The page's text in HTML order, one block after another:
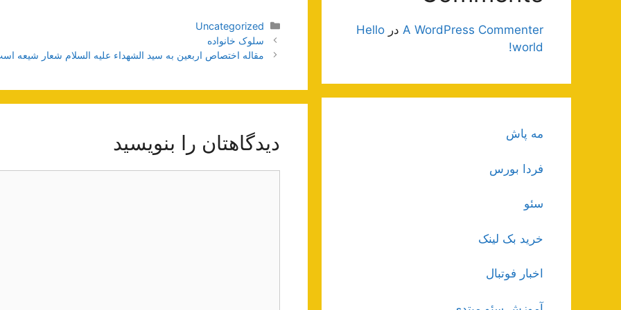
دسته‌ها
Uncategorized
ناوبری
نوشته‌ها
سلوک خانواده
مقاله اختصاص اربعین به سید الشهداء علیه السلام شعار شیعه
دیدگاهتان را بنویسید
A WordPress Commenter در Hello
world!
مه پاش
فردا بورس
سئو
خرید بک لینک
اخبار فوتبال